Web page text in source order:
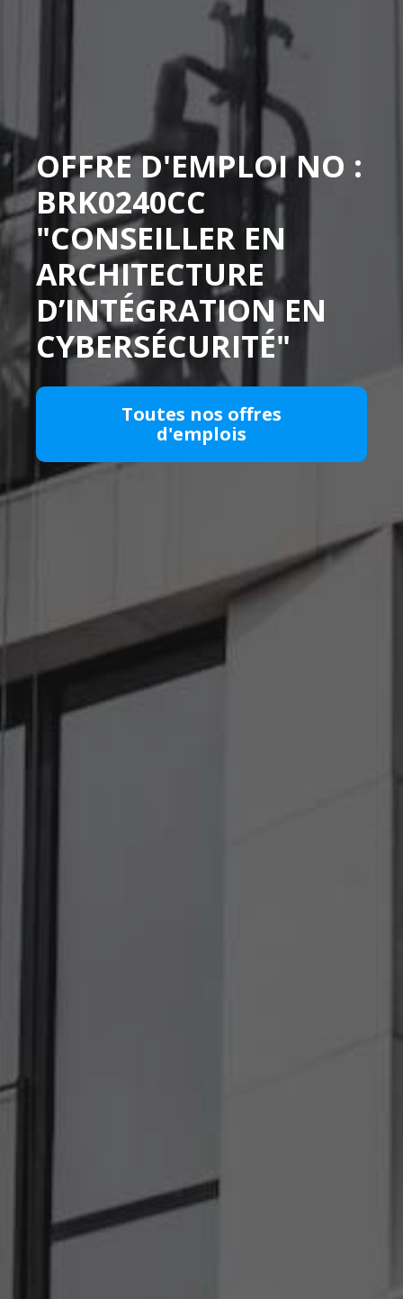
OFFRE D'EMPLOI NO :
BRK0240CC
"CONSEILLER EN
ARCHITECTURE
D’INTÉGRATION EN
CYBERSÉCURITÉ"
Toutes nos offres
d'emplois